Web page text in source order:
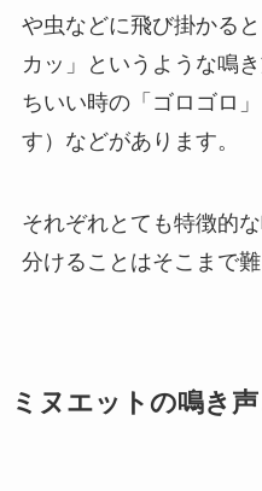
や虫などに飛び掛かる
カッ」というような鳴
ちいい時の「ゴロゴロ
す）などがあります。
それぞれとても特徴的
分けることはそこまで
ミヌエットの鳴き